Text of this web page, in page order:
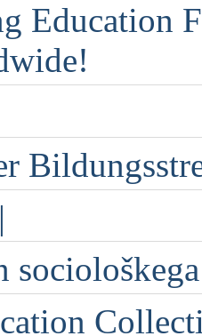
Education